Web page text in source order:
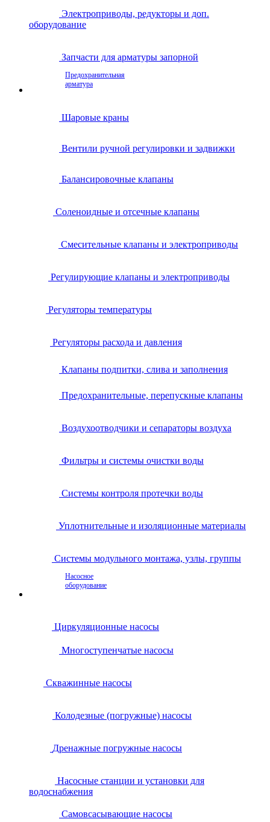
Электроприводы, редукторы и доп.
оборудование
Запчасти для арматуры запорной
Предохранительная
арматура
Шаровые краны
Вентили ручной регулировки и задвижки
Балансировочные клапаны
Соленоидные и отсечные клапаны
Смесительные клапаны и электроприводы
Регулирующие клапаны и электроприводы
Регуляторы температуры
Регуляторы расхода и давления
Клапаны подпитки, слива и заполнения
Предохранительные, перепускные клапаны
Воздухоотводчики и сепараторы воздуха
Фильтры и системы очистки воды
Системы контроля протечки воды
Уплотнительные и изоляционные материалы
Системы модульного монтажа, узлы, группы
Насосное
оборудование
Циркуляционные насосы
Многоступенчатые насосы
Скважинные насосы
Колодезные (погружные) насосы
Дренажные погружные насосы
Насосные станции и установки для
водоснабжения
Самовсасывающие насосы